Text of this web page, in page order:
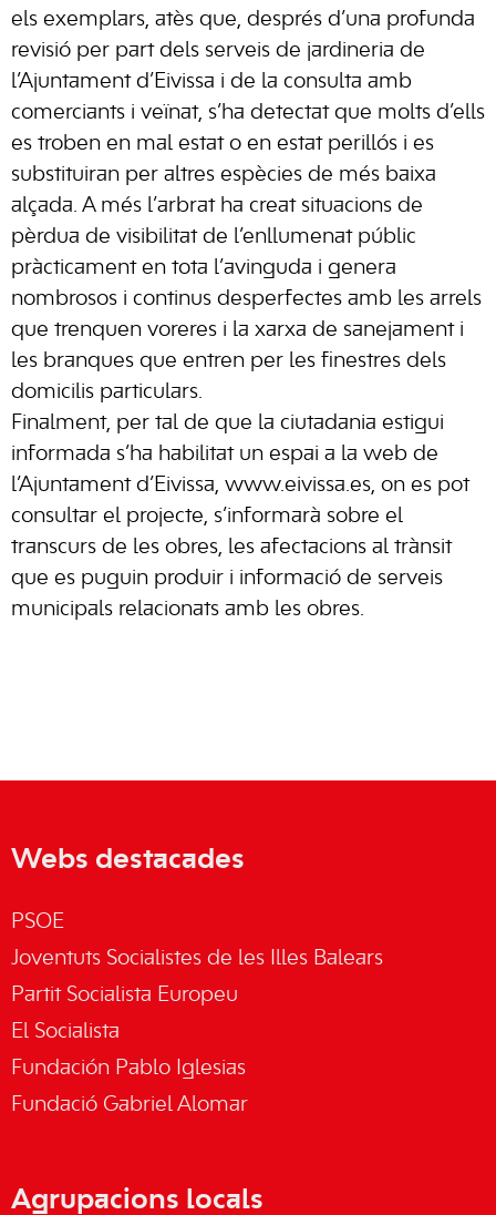
els exemplars, atès que, després d’una profunda
revisió per part dels serveis de jardineria de
l’Ajuntament d’Eivissa i de la consulta amb
comerciants i veïnat, s’ha detectat que molts d’ells
es troben en mal estat o en estat perillós i es
substituiran per altres espècies de més baixa
alçada. A més l’arbrat ha creat situacions de
pèrdua de visibilitat de l’enllumenat públic
pràcticament en tota l’avinguda i genera
nombrosos i continus desperfectes amb les arrels
que trenquen voreres i la xarxa de sanejament i
les branques que entren per les finestres dels
domicilis particulars.
Finalment, per tal de que la ciutadania estigui
informada s’ha habilitat un espai a la web de
l’Ajuntament d’Eivissa, www.eivissa.es, on es pot
consultar el projecte, s’informarà sobre el
transcurs de les obres, les afectacions al trànsit
que es puguin produir i informació de serveis
municipals relacionats amb les obres.
Webs destacades
PSOE
Joventuts Socialistes de les Illes Balears
Partit Socialista Europeu
El Socialista
Fundación Pablo Iglesias
Fundació Gabriel Alomar
Agrupacions locals